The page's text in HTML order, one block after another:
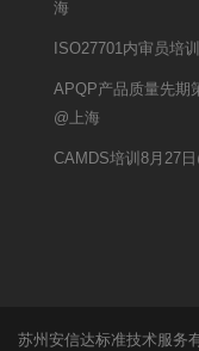
海
ISO27701内审员培
APQP产品质量先期
@上海
CAMDS培训8月27
苏州安信达标准技术服务